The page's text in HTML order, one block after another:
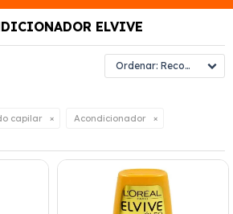
ELVIVE
Recomendados
capilar Acondicionador